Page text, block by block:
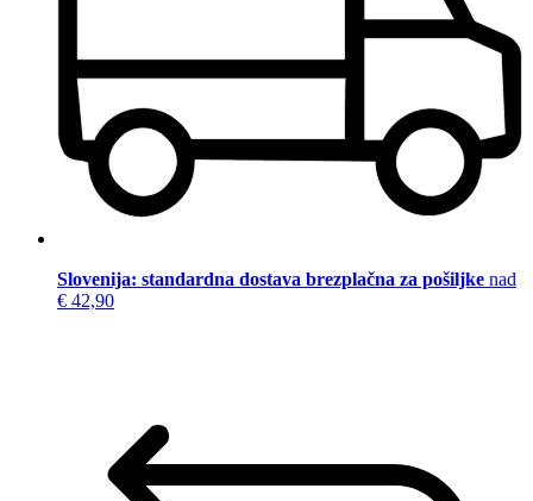
Slovenija: standardna dostava brezplačna za pošiljke nad
€ 42,90